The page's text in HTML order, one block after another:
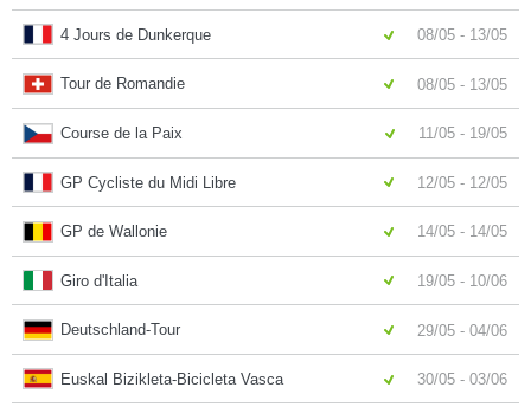
4 Jours de Dunkerque 08/05 - 13/05
Tour de Romandie 08/05 - 13/05
Course de la Paix 11/05 - 19/05
GP Cycliste du Midi Libre 12/05 - 12/05
GP de Wallonie 14/05 - 14/05
Giro d'Italia 19/05 - 10/06
Deutschland-Tour 29/05 - 04/06
Euskal Bizikleta-Bicicleta Vasca 30/05 - 03/06